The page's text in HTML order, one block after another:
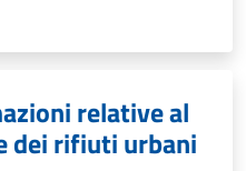
relative al
dei rifiuti urbani